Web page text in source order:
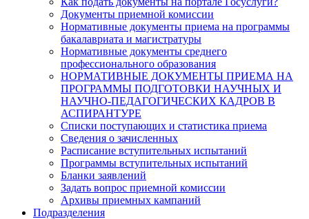
Документы приемной комиссии
Нормативные документы приема на программы
бакалавриата и магистратуры
Нормативные документы среднего
профессионального образования
НОРМАТИВНЫЕ ДОКУМЕНТЫ ПРИЕМА НА
ПРОГРАММЫ ПОДГОТОВКИ НАУЧНЫХ И
НАУЧНО-ПЕДАГОГИЧЕСКИХ КАДРОВ В
АСПИРАНТУРЕ
Списки поступающих и статистика приема
Сведения о зачисленных
Расписание вступительных испытаний
Программы вступительных испытаний
Бланки заявлений
Задать вопрос приемной комиссии
Архивы приемных кампаний
Подразделения